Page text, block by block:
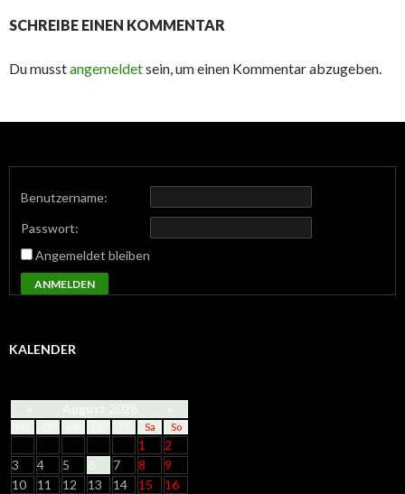
SCHREIBE EINEN KOMMENTAR
Du musstangemeldetsein, um einen Kommentar abzugeben.
Benutzername:
Passwort:
Angemeldet bleiben
ANMELDEN
KALENDER
« »
Sa So
1
2
3
4 5 7 8
9
10
11 12 13 14 15 16